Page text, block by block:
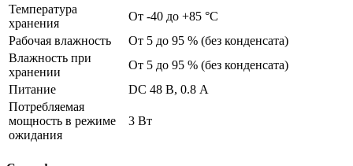
Температура
хранения
От -40 до +85 °C
Рабочая влажность
От 5 до 95 % (без конденсата)
Влажность при
хранении
От 5 до 95 % (без конденсата)
Питание
DC 48 В, 0.8 А
Потребляемая
мощность в режиме
ожидания
3 Вт